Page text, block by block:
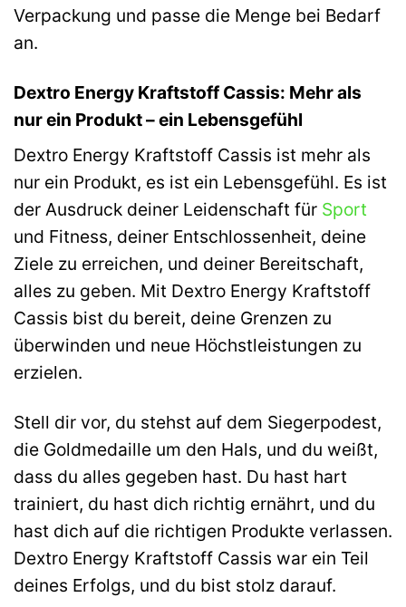
Verpackung und passe die Menge bei Bedarf
an.
Dextro Energy Kraftstoff Cassis: Mehr als
nur ein Produkt – ein Lebensgefühl
Dextro Energy Kraftstoff Cassis ist mehr als
nur ein Produkt, es ist ein Lebensgefühl. Es ist
der Ausdruck deiner Leidenschaft für Sport
und Fitness, deiner Entschlossenheit, deine
Ziele zu erreichen, und deiner Bereitschaft,
alles zu geben. Mit Dextro Energy Kraftstoff
Cassis bist du bereit, deine Grenzen zu
überwinden und neue Höchstleistungen zu
erzielen.
Stell dir vor, du stehst auf dem Siegerpodest,
die Goldmedaille um den Hals, und du weißt,
dass du alles gegeben hast. Du hast hart
trainiert, du hast dich richtig ernährt, und du
hast dich auf die richtigen Produkte verlassen.
Dextro Energy Kraftstoff Cassis war ein Teil
deines Erfolgs, und du bist stolz darauf.